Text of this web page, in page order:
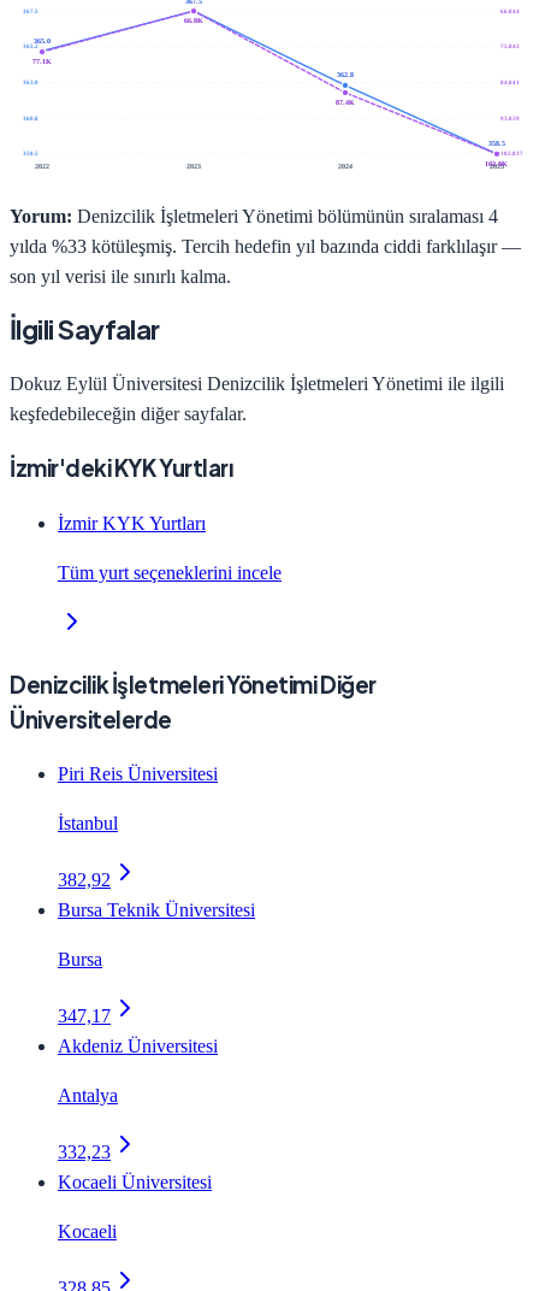
367.5 66.844
365.2 75.842
363.0 84.841
360.8 93.839
358.5
102.837
2022
2023 2024 2025
365.0
362.8
358.5
77.1K
66.8K
87.4K
102.8K
Yorum: Denizcilik İşletmeleri Yönetimi bölümünün sıralaması 4
yılda %33 kötüleşmiş. Tercih hedefin yıl bazında ciddi farklılaşır —
son yıl verisi ile sınırlı kalma.
İlgili Sayfalar
Dokuz Eylül Üniversitesi Denizcilik İşletmeleri Yönetimi ile ilgili
keşfedebileceğin diğer sayfalar.
İzmir'deki KYK Yurtları
İzmir KYK Yurtları
Tüm yurt seçeneklerini incele
Denizcilik İşletmeleri Yönetimi Diğer
Üniversitelerde
Piri Reis Üniversitesi
İstanbul
382,92
Bursa Teknik Üniversitesi
Bursa
347,17
Akdeniz Üniversitesi
Antalya
332,23
Kocaeli Üniversitesi
Kocaeli